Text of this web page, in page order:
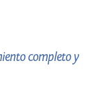
completo y